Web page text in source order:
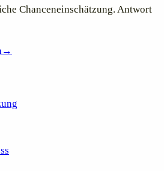
Chanceneinschätzung. Antwort
→